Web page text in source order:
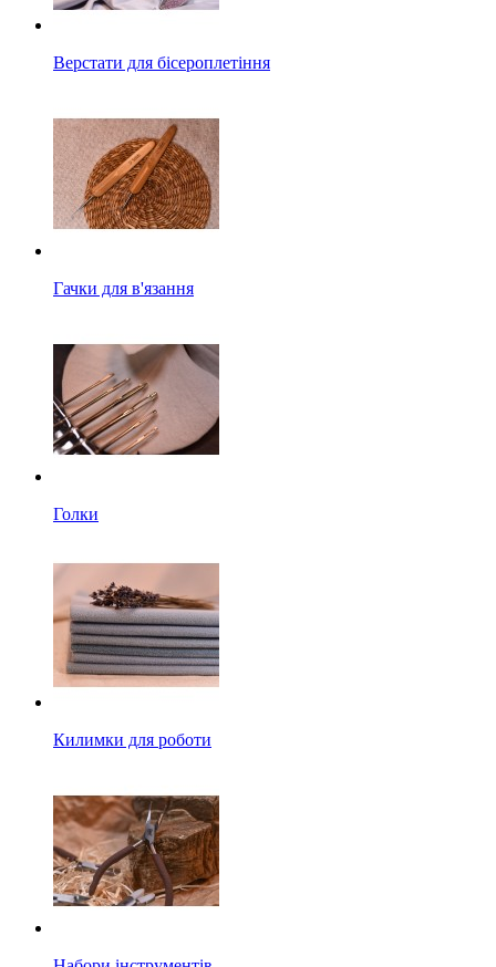
Верстати для бісероплетіння
Гачки для в'язання
Голки
Килимки для роботи